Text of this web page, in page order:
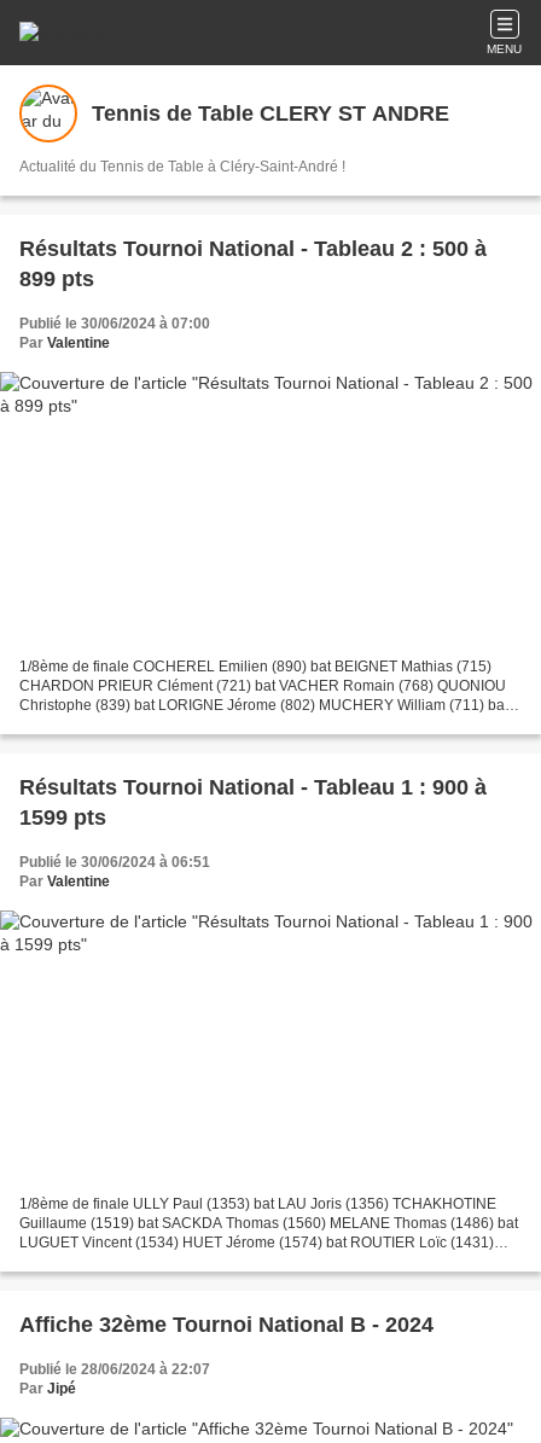
MENU
Tennis de Table CLERY ST ANDRE
Actualité du Tennis de Table à Cléry-Saint-André !
Résultats Tournoi National - Tableau 2 : 500 à
899 pts
Publié le 30/06/2024 à 07:00
Par Valentine
1/8ème de finale COCHEREL Emilien (890) bat BEIGNET Mathias (715)
CHARDON PRIEUR Clément (721) bat VACHER Romain (768) QUONIOU
Christophe (839) bat LORIGNE Jérome (802) MUCHERY William (711) bat
Résultats Tournoi National - Tableau 1 : 900 à
1599 pts
Publié le 30/06/2024 à 06:51
Par Valentine
1/8ème de finale ULLY Paul (1353) bat LAU Joris (1356) TCHAKHOTINE
Guillaume (1519) bat SACKDA Thomas (1560) MELANE Thomas (1486) bat
LUGUET Vincent (1534) HUET Jérome (1574) bat ROUTIER Loïc (1431)
Affiche 32ème Tournoi National B - 2024
Publié le 28/06/2024 à 22:07
Par Jipé